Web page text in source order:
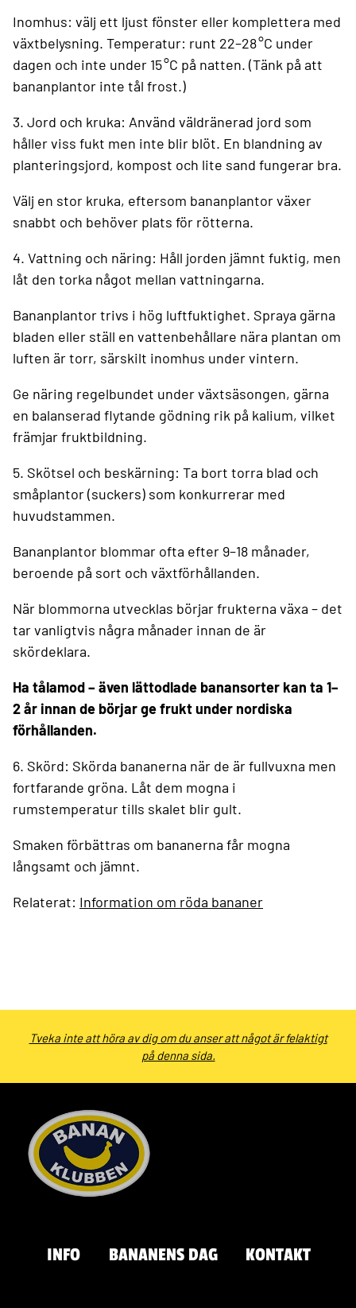
Inomhus: välj ett ljust fönster eller komplettera med
växtbelysning. Temperatur: runt 22–28 °C under
dagen och inte under 15 °C på natten. (Tänk på att
bananplantor inte tål frost.)
3. Jord och kruka: Använd väldränerad jord som
håller viss fukt men inte blir blöt. En blandning av
planteringsjord, kompost och lite sand fungerar bra.
Välj en stor kruka, eftersom bananplantor växer
snabbt och behöver plats för rötterna.
4. Vattning och näring: Håll jorden jämnt fuktig, men
låt den torka något mellan vattningarna.
Bananplantor trivs i hög luftfuktighet. Spraya gärna
bladen eller ställ en vattenbehållare nära plantan om
luften är torr, särskilt inomhus under vintern.
Ge näring regelbundet under växtsäsongen, gärna
en balanserad flytande gödning rik på kalium, vilket
främjar fruktbildning.
5. Skötsel och beskärning: Ta bort torra blad och
småplantor (suckers) som konkurrerar med
huvudstammen.
Bananplantor blommar ofta efter 9–18 månader,
beroende på sort och växtförhållanden.
När blommorna utvecklas börjar frukterna växa – det
tar vanligtvis några månader innan de är
skördeklara.
Ha tålamod – även lättodlade banansorter kan ta 1–
2 år innan de börjar ge frukt under nordiska
förhållanden.
6. Skörd: Skörda bananerna när de är fullvuxna men
fortfarande gröna. Låt dem mogna i
rumstemperatur tills skalet blir gult.
Smaken förbättras om bananerna får mogna
långsamt och jämnt.
Relaterat: Information om röda bananer
Tveka inte att höra av dig om du anser att något är felaktigt
på denna sida.
INFO BANANENS DAG KONTAKT